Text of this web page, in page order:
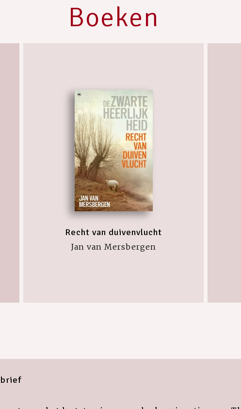
Boeken
Recht van duivenvlucht
Jan van Mersbergen